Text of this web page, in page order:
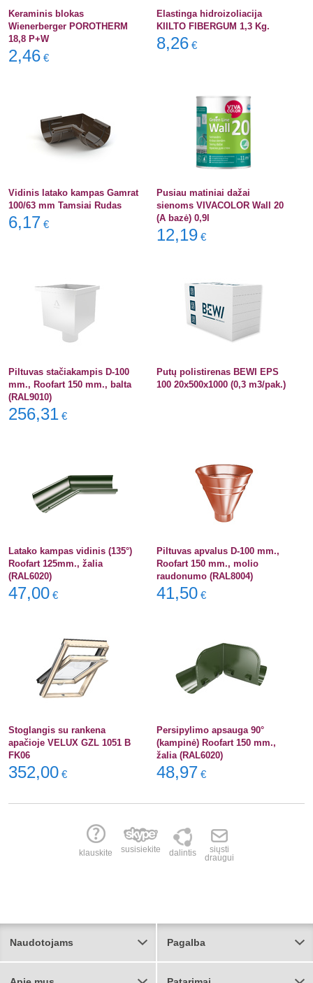
Keraminis blokas
Wienerberger POROTHERM
18,8 P+W
2,46 €
Elastinga hidroizoliacija
KIILTO FIBERGUM 1,3 Kg.
8,26 €
Vidinis latako kampas Gamrat
100/63 mm Tamsiai Rudas
6,17 €
Pusiau matiniai dažai
sienoms VIVACOLOR Wall 20
(A bazė) 0,9l
12,19 €
Piltuvas stačiakampis D-100
mm., Roofart 150 mm., balta
(RAL9010)
256,31 €
Putų polistirenas BEWI EPS
100 20x500x1000 (0,3 m3/pak.)
Latako kampas vidinis (135°)
Roofart 125mm., žalia
(RAL6020)
47,00 €
Piltuvas apvalus D-100 mm.,
Roofart 150 mm., molio
raudonumo (RAL8004)
41,50 €
Stoglangis su rankena
apačioje VELUX GZL 1051 B
FK06
352,00 €
Persipylimo apsauga 90°
(kampinė) Roofart 150 mm.,
žalia (RAL6020)
48,97 €
klauskite susisiekite dalintis
siųsti
draugui
Naudotojams Pagalba